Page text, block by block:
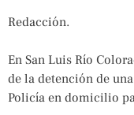
Redacción.
En San Luis Río
de la detención de
Policía en domicilio